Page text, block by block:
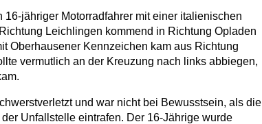
16-jähriger Motorradfahrer mit einer italienischen
Leichlingen kommend in Richtung Opladen
Oberhausener Kennzeichen kam aus Richtung
vermutlich an der Kreuzung nach links abbiegen,
und war nicht bei Bewusstsein, als die
Unfallstelle eintrafen. Der 16-Jährige wurde